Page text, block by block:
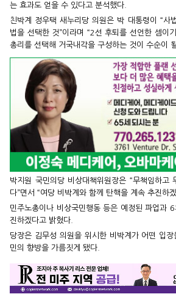
는 효과도 얻을 수 있다고 분석했다.
친박계 정우택 새누리당 의원은 박 대통령이 “사
법을 선택한 것”이라며 “2선 후퇴를 선언한 셈이
총리를 선택해 거국내각을 구성하는 것이 수순이
박지원 국민의당 비상대책위원장은 “무책임하고
다”면서 “여당 비박계와 함께 탄핵을 계속 추진하
민주노총이나 비상국민행동 등은 예정된 파업과
진하겠다고 밝혔다.
당장은 김무성 의원을 위시한 비박계가 어떤 입
민의 향방을 가름짓게 됐다.